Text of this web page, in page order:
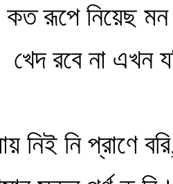
কত রূপে নিয়েছ মন
খেদ রবে না এখন
নিই নি প্রাণে